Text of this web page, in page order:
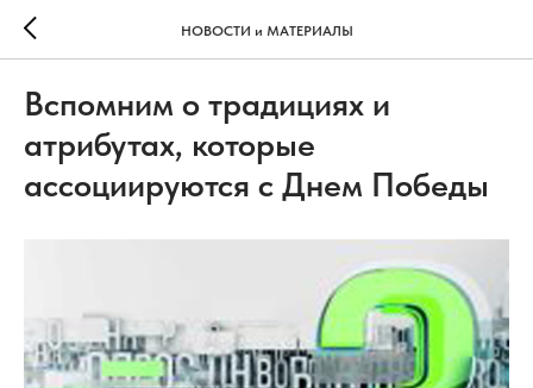
НОВОСТИ и МАТЕРИАЛЫ
Вспомним о традициях и
атрибутах, которые
ассоциируются с Днем Победы